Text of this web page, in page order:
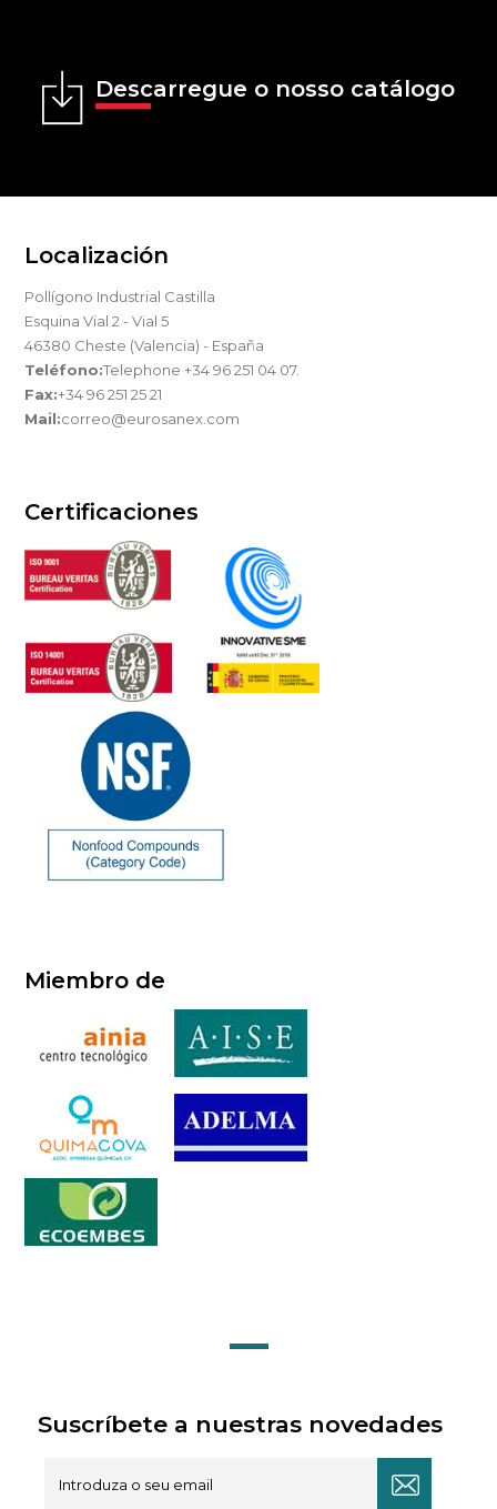
Descarregue o nosso catálogo
Localización
Pollígono Industrial Castilla
Esquina Vial 2 - Vial 5
46380 Cheste (Valencia) - España
Teléfono:Telephone +34 96 251 04 07.
Fax:+34 96 251 25 21
Mail:correo@eurosanex.com
Certificaciones
Miembro de
Suscríbete a nuestras novedades